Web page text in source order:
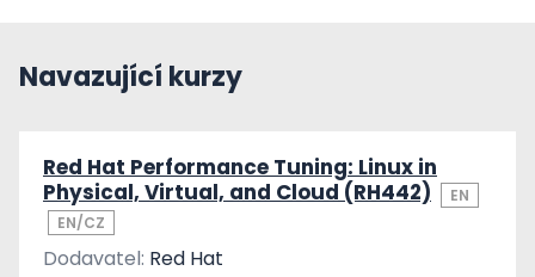
Navazující kurzy
Red Hat Performance Tuning: Linux in
Physical, Virtual, and Cloud (RH442)
EN
EN/CZ
Dodavatel: Red Hat